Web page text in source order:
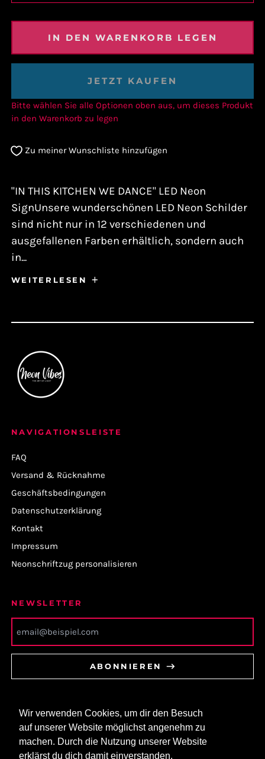
Wir verwenden Cookies, um dir den Besuch
auf unserer Website möglichst angenehm zu
machen. Durch die Nutzung unserer Website
erklärst du dich damit einverstanden.
IN DEN WARENKORB LEGEN
JETZT KAUFEN
Bitte wählen Sie alle Optionen oben aus, um dieses Produkt
in den Warenkorb zu legen
Zu meiner Wunschliste hinzufügen
"IN THIS KITCHEN WE DANCE" LED Neon
SignUnsere wunderschönen LED Neon Schilder
sind nicht nur in 12 verschiedenen und
ausgefallenen Farben erhältlich, sondern auch
in...
WEITERLESEN
NAVIGATIONSLEISTE
FAQ
Versand & Rücknahme
Geschäftsbedingungen
Datenschutzerklärung
Kontakt
Impressum
Neonschriftzug personalisieren
NEWSLETTER
E-
Addresse
ABONNIEREN
Facebook
Instagram
TikTok